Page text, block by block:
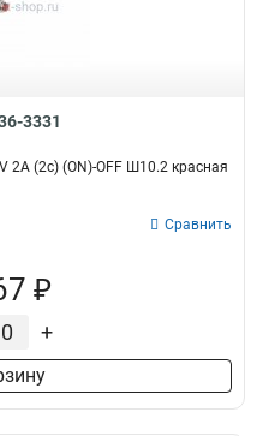
3331
2А (2с) (ON)-OFF Ш10.2 красная
Сравнить
₽
+